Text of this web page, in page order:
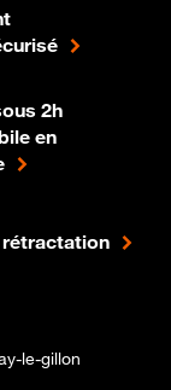
2h
en
le-gillon